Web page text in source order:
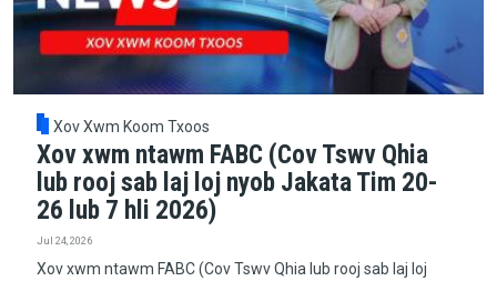
Xov Xwm Koom Txoos
Xov xwm ntawm FABC (Cov Tswv Qhia
lub rooj sab laj loj nyob Jakata Tim 20-
26 lub 7 hli 2026)
Jul 24, 2026
Xov xwm ntawm FABC (Cov Tswv Qhia lub rooj sab laj loj